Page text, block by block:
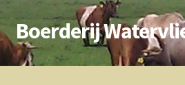
Ga
door
naar
Ga
direct
naar
Boerderij
Home